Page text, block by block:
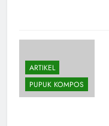
ARTIKEL
PUPUK KOMPOS